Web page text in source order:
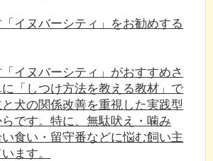
イヌバーシティ」をお勧めする
イヌバーシティ」がおすすめさ
「しつけ方法を教える教材」で
犬の関係改善を重視した実践型
です。特に、無駄吠え・噛み
食い・留守番などに悩む飼い主
ます。